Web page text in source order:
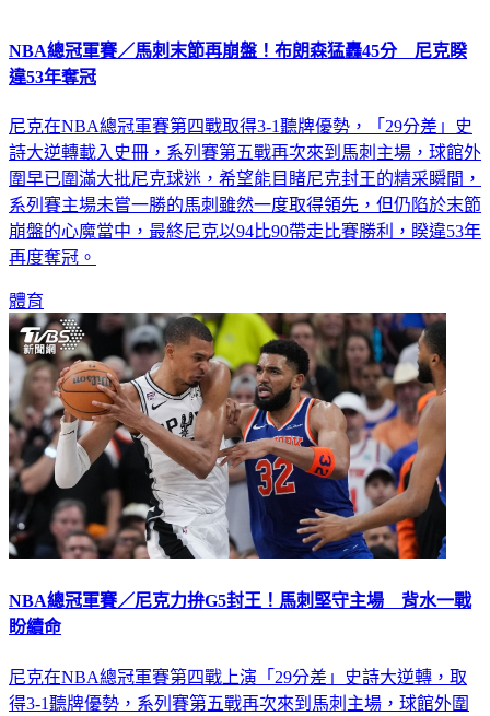
NBA總冠軍賽／馬刺末節再崩盤！布朗森猛轟45分 尼克睽
違53年奪冠
尼克在NBA總冠軍賽第四戰取得3-1聽牌優勢，「29分差」史
詩大逆轉載入史冊，系列賽第五戰再次來到馬刺主場，球館外
圍早已圍滿大批尼克球迷，希望能目睹尼克封王的精采瞬間，
系列賽主場未嘗一勝的馬刺雖然一度取得領先，但仍陷於末節
崩盤的心魔當中，最終尼克以94比90帶走比賽勝利，睽違53年
再度奪冠。
體育
NBA總冠軍賽／尼克力拚G5封王！馬刺堅守主場 背水一戰
盼續命
尼克在NBA總冠軍賽第四戰上演「29分差」史詩大逆轉，取
得3-1聽牌優勢，系列賽第五戰再次來到馬刺主場，球館外圍